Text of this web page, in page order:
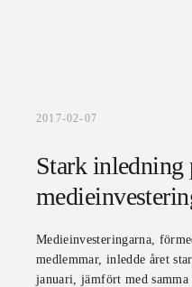
2017-02-07
Stark inledning
Medieinvesteringarna,
medlemmar, inledde året
januari, jämfört med